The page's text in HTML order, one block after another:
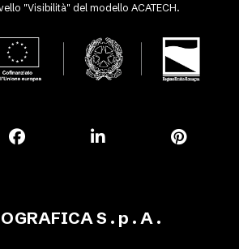
"Visibilità" del modello ACATECH.
S . p . A .